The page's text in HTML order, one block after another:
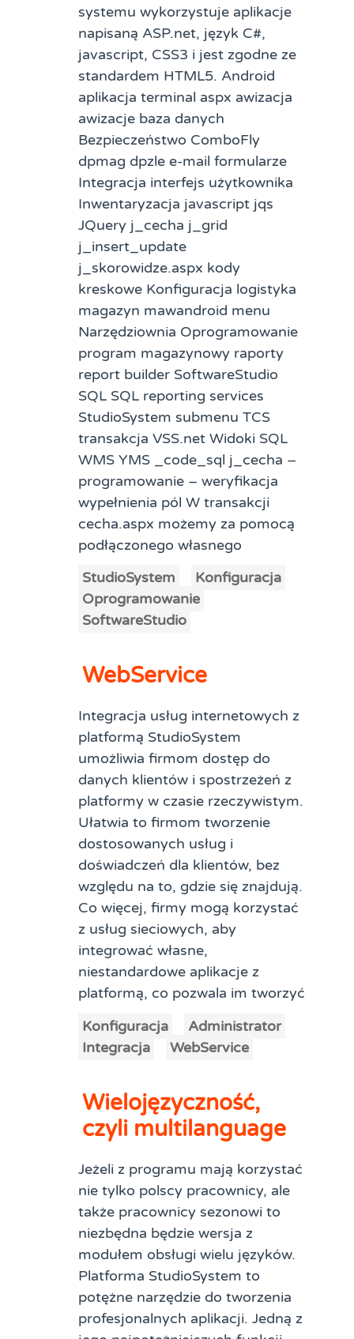
systemu wykorzystuje aplikacje
napisaną ASP.net, język C#,
javascript, CSS3 i jest zgodne ze
standardem HTML5. Android
aplikacja terminal aspx awizacja
awizacje baza danych
Bezpieczeństwo ComboFly
dpmag dpzle e-mail formularze
Integracja interfejs użytkownika
Inwentaryzacja javascript jqs
JQuery j_cecha j_grid
j_insert_update
j_skorowidze.aspx kody
kreskowe Konfiguracja logistyka
magazyn mawandroid menu
Narzędziownia Oprogramowanie
program magazynowy raporty
report builder SoftwareStudio
SQL SQL reporting services
StudioSystem submenu TCS
transakcja VSS.net Widoki SQL
WMS YMS _code_sql j_cecha –
programowanie – weryfikacja
wypełnienia pól W transakcji
cecha.aspx możemy za pomocą
podłączonego własnego
StudioSystem
Konfiguracja
Oprogramowanie
SoftwareStudio
WebService
Integracja usług internetowych z
platformą StudioSystem
umożliwia firmom dostęp do
danych klientów i spostrzeżeń z
platformy w czasie rzeczywistym.
Ułatwia to firmom tworzenie
dostosowanych usług i
doświadczeń dla klientów, bez
względu na to, gdzie się znajdują.
Co więcej, firmy mogą korzystać
z usług sieciowych, aby
integrować własne,
niestandardowe aplikacje z
platformą, co pozwala im tworzyć
Konfiguracja
Administrator
Integracja
WebService
Wielojęzyczność,
czyli multilanguage
Jeżeli z programu mają korzystać
nie tylko polscy pracownicy, ale
także pracownicy sezonowi to
niezbędna będzie wersja z
modułem obsługi wielu języków.
Platforma StudioSystem to
potężne narzędzie do tworzenia
profesjonalnych aplikacji. Jedną z